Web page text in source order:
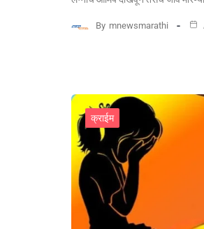
By mnewsmarathi
क्राईम